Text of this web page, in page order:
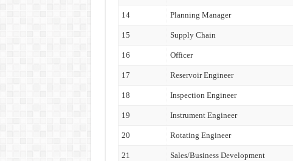
14 Planning Manager
15 Supply Chain
16 Officer
17 Reservoir Engineer
18 Inspection Engineer
19 Instrument Engineer
20 Rotating Engineer
21 Sales/Business Development